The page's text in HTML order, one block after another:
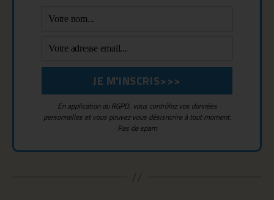
En application du RGPD, vous contrôlez vos données
personnelles et vous pouvez vous désisncrire à tout moment.
Pas de spam